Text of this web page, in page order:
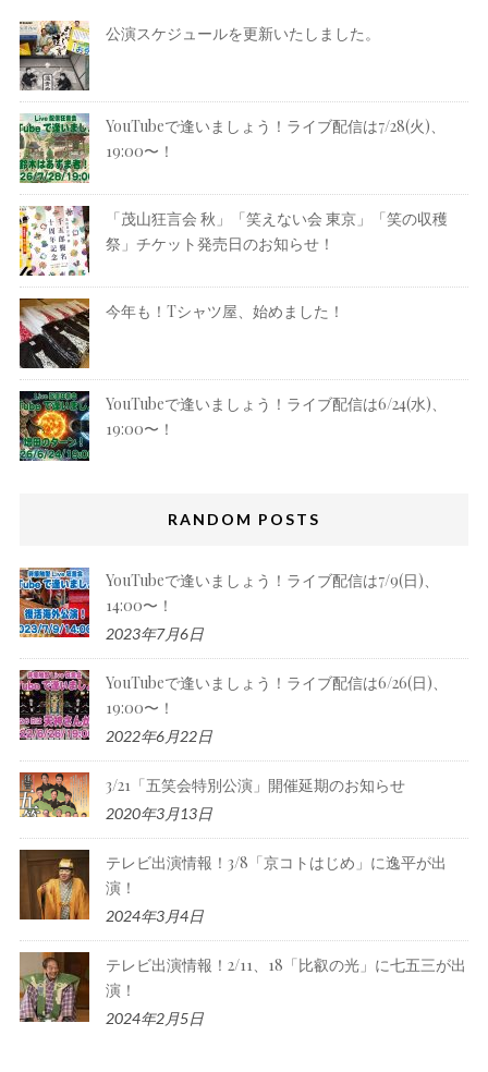
公演スケジュールを更新いたしました。
YouTubeで逢いましょう！ライブ配信は7/28(火)、
19:00〜！
「茂山狂言会 秋」「笑えない会 東京」「笑の収穫
祭」チケット発売日のお知らせ！
今年も！Tシャツ屋、始めました！
YouTubeで逢いましょう！ライブ配信は6/24(水)、
19:00〜！
RANDOM POSTS
YouTubeで逢いましょう！ライブ配信は7/9(日)、
14:00〜！
2023年7月6日
YouTubeで逢いましょう！ライブ配信は6/26(日)、
19:00〜！
2022年6月22日
3/21「五笑会特別公演」開催延期のお知らせ
2020年3月13日
テレビ出演情報！3/8「京コトはじめ」に逸平が出
演！
2024年3月4日
テレビ出演情報！2/11、18「比叡の光」に七五三が出
演！
2024年2月5日